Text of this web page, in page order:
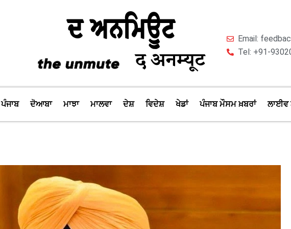
Email:
Tel: +91-
ਪੰਜਾਬ ਦੋਆਬਾ ਮਾਝਾ ਮਾਲਵਾ ਦੇਸ਼ ਵਿਦੇਸ਼ ਖੇਡਾਂ ਪੰਜਾਬ ਮੌਸਮ ਖ਼ਬਰਾਂ ਲਾਈਵ